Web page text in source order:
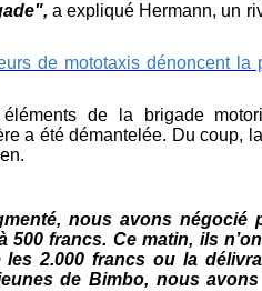
a expliqué Hermann, un
de mototaxis dénoncent la
de la brigade
a été démantelée. Du coup,
nous avons négocié
francs. Ce matin, ils
2.000 francs ou la
de Bimbo, nous